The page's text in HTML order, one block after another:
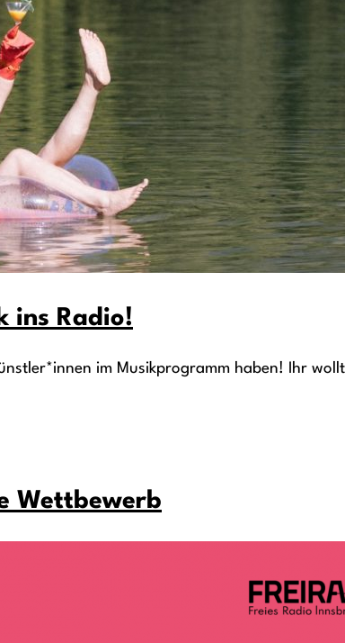
ins Radio!
im Musikprogramm haben! Ihr
Wettbewerb